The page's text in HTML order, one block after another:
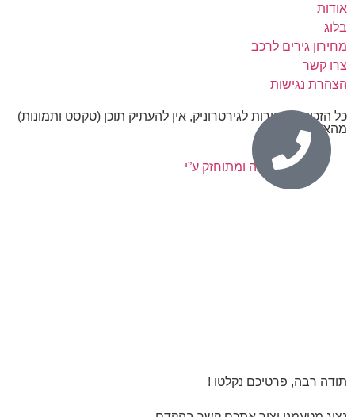
אודות
בלוג
מחירון גירים לרכב
צרו קשר
הצהרת נגישות
כל הזכויות שמורות לגירטרוניק, אין להעתיק תוכן (טקסט ותמונות)
מהאתר.
נבנה ומתוחזק ע”י
תודה רבה, פרטיכם נקלטו !